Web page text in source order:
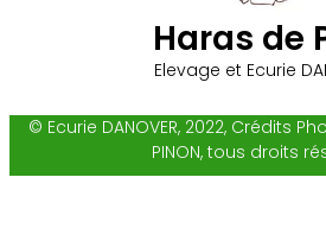
Haras de
Elevage et Ecurie
© Ecurie DANOVER, 2022, Crédits
PINON, tous droits